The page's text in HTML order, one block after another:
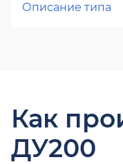
Описание типа
Как
ДУ200